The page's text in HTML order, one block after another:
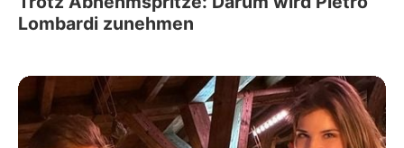
Lombardi zunehmen